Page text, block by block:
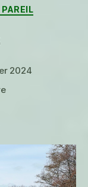
2024
sur